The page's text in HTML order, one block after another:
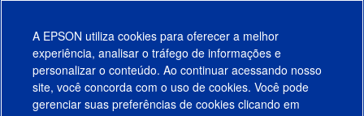
A EPSON utiliza cookies para oferecer a melhor
experiência, analisar o tráfego de informações e
personalizar o conteúdo. Ao continuar acessando nosso
site, você concorda com o uso de cookies. Você pode
gerenciar suas preferências de cookies clicando em